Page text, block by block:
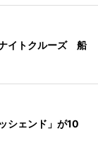
イトクルーズ 船
シェンド」が10